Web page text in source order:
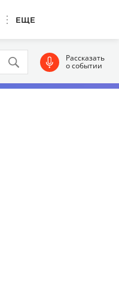
ЕЩЕ
Рассказать
о событии